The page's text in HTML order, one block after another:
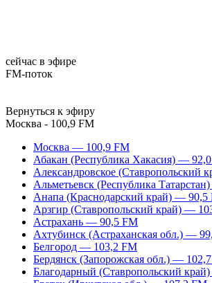
сейчас в эфире
FM-поток
Вернуться к эфиру
Москва - 100,9 FM
Москва — 100,9 FM
Абакан (Республика Хакасия) —
Александровское (Ставропольский
Альметьевск (Республика
Анапа (Краснодарский край) — 90,5
Арзгир (Ставропольский край) —
Астрахань — 90,5 FM
Ахтубинск (Астраханская обл.) —
Белгород — 103,2 FM
Бердянск (Запорожская обл.) —
Благодарный (Ставропольский